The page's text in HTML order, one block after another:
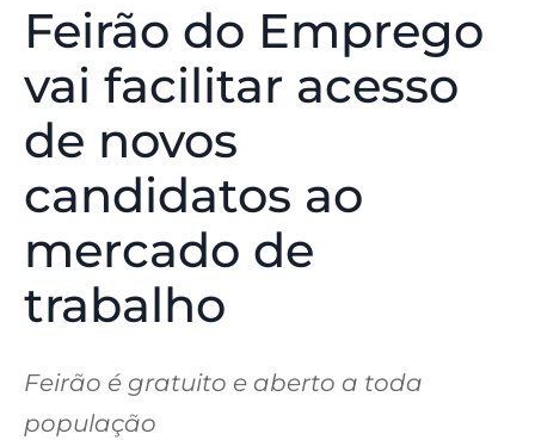
Feirão do Emprego
vai facilitar acesso
de novos
candidatos ao
mercado de
trabalho
Feirão é gratuito e aberto a toda
população